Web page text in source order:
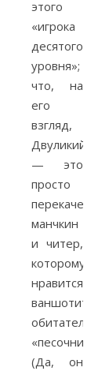
этого
«игрока
десятого
уровня»;
что, на
его
взгляд,
Двуликий
— это
просто
перекаченный
манчкин
и читер,
которому
нравится
ваншотить
обитателей
«песочницы».
(Да, он